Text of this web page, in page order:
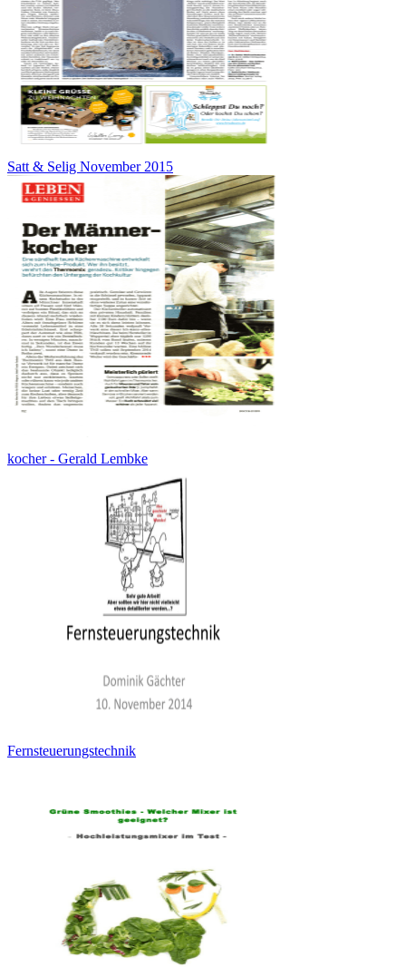
Satt & Selig November 2015
kocher - Gerald Lembke
Fernsteuerungstechnik